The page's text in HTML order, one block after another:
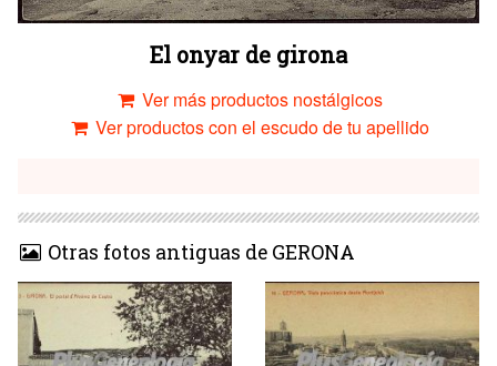
El onyar de girona
Ver más productos nostálgicos
Ver productos con el escudo de tu apellido
Otras fotos antiguas de GERONA